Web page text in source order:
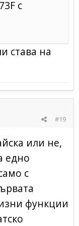
с
става на
#19
или не,
едно
с
функции